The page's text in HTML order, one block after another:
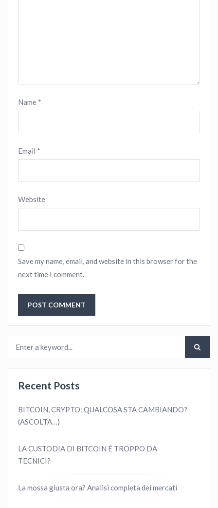
Name *
Email *
Website
Save my name, email, and website in this browser for the
next time I comment.
Recent Posts
BITCOIN, CRYPTO: QUALCOSA STA CAMBIANDO?
(ASCOLTA…)
LA CUSTODIA DI BITCOIN É TROPPO DA
TECNICI?
La mossa giusta ora? Analisi completa dei mercati